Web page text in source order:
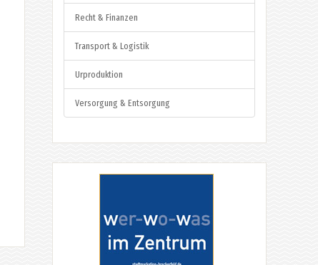
Recht & Finanzen
Transport & Logistik
Urproduktion
Versorgung & Entsorgung